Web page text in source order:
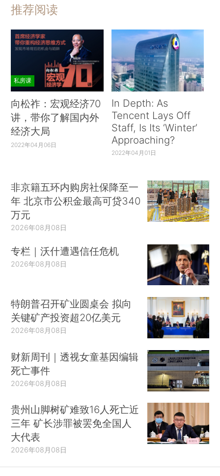
推荐阅读
私房课
向松祚：宏观经济70
讲，带你了解国内外
经济大局
2022年04月06日
In Depth: As
Tencent Lays Off
Staff, Is Its ‘Winter’
Approaching?
2022年04月01日
非京籍五环内购房社保降至一
年 北京市公积金最高可贷340
万元
2026年08月08日
专栏｜沃什遭遇信任危机
2026年08月08日
特朗普召开矿业圆桌会 拟向
关键矿产投资超20亿美元
2026年08月08日
财新周刊｜透视女童基因编辑
死亡事件
2026年08月08日
贵州山脚树矿难致16人死亡近
三年 矿长涉罪被罢免全国人
大代表
2026年08月08日